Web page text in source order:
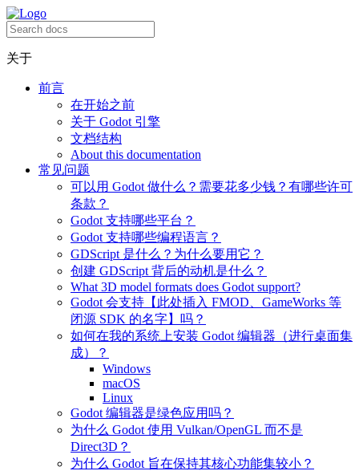
关于
前言
在开始之前
关于 Godot 引擎
文档结构
About this documentation
常见问题
可以用 Godot 做什么？需要花多少钱？有哪些许可
条款？
Godot 支持哪些平台？
Godot 支持哪些编程语言？
GDScript 是什么？为什么要用它？
创建 GDScript 背后的动机是什么？
What 3D model formats does Godot support?
Godot 会支持【此处插入 FMOD、GameWorks 等
闭源 SDK 的名字】吗？
如何在我的系统上安装 Godot 编辑器（进行桌面集
成）？
Windows
macOS
Linux
Godot 编辑器是绿色应用吗？
为什么 Godot 使用 Vulkan/OpenGL 而不是
Direct3D？
为什么 Godot 旨在保持其核心功能集较小？